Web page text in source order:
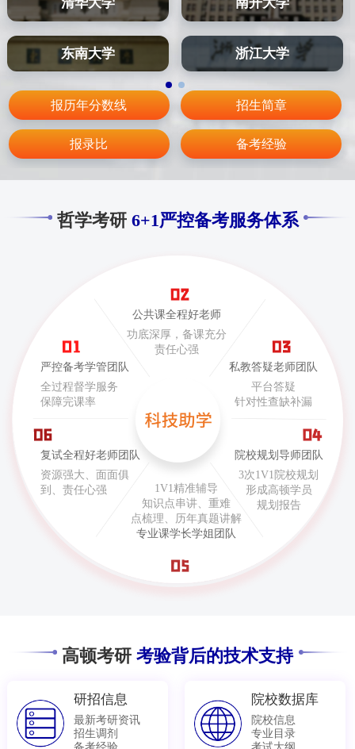
东南大学 浙江大学
报历年分数线 招生简章
报录比 备考经验
哲学考研 6+1严控备考服务体系
严控备考学管团队
全过程督学服务
保障完课率
公共课全程好老师
功底深厚，备课充分
责任心强
私教答疑老师团队
平台答疑
针对性查缺补漏
复试全程好老师团队
资源强大、面面俱
到、责任心强
1V1精准辅导
知识点串讲、重难
点梳理、历年真题讲解
专业课学长学姐团队
院校规划导师团队
3次1V1院校规划
形成高顿学员
规划报告
高顿考研 考验背后的技术支持
研招信息
最新考研资讯
招生调剂
院校数据库
院校信息
专业目录